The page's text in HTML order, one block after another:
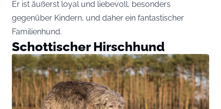
Er ist äußerst loyal und liebevoll, besonders
gegenüber Kindern, und daher ein fantastischer
Familienhund.
Schottischer Hirschhund